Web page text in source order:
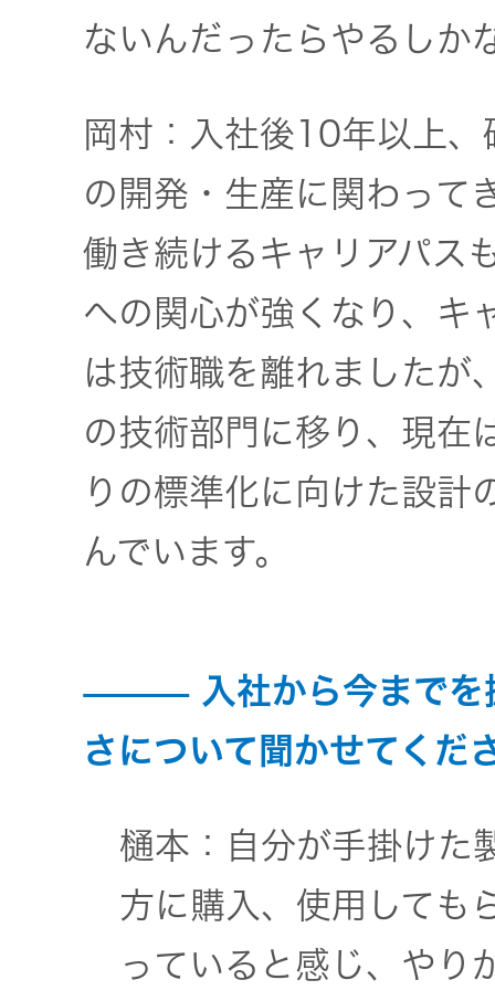
ないんだったらやるしか
岡村：入社後10年以上
の開発・生産に関わって
働き続けるキャリアパス
への関心が強くなり、キ
は技術職を離れましたが
の技術部門に移り、現在
りの標準化に向けた設計
んでいます。
入社から今までを
さについて聞かせてくだ
樋本：自分が手掛けた
方に購入、使用しても
っていると感じ、やり